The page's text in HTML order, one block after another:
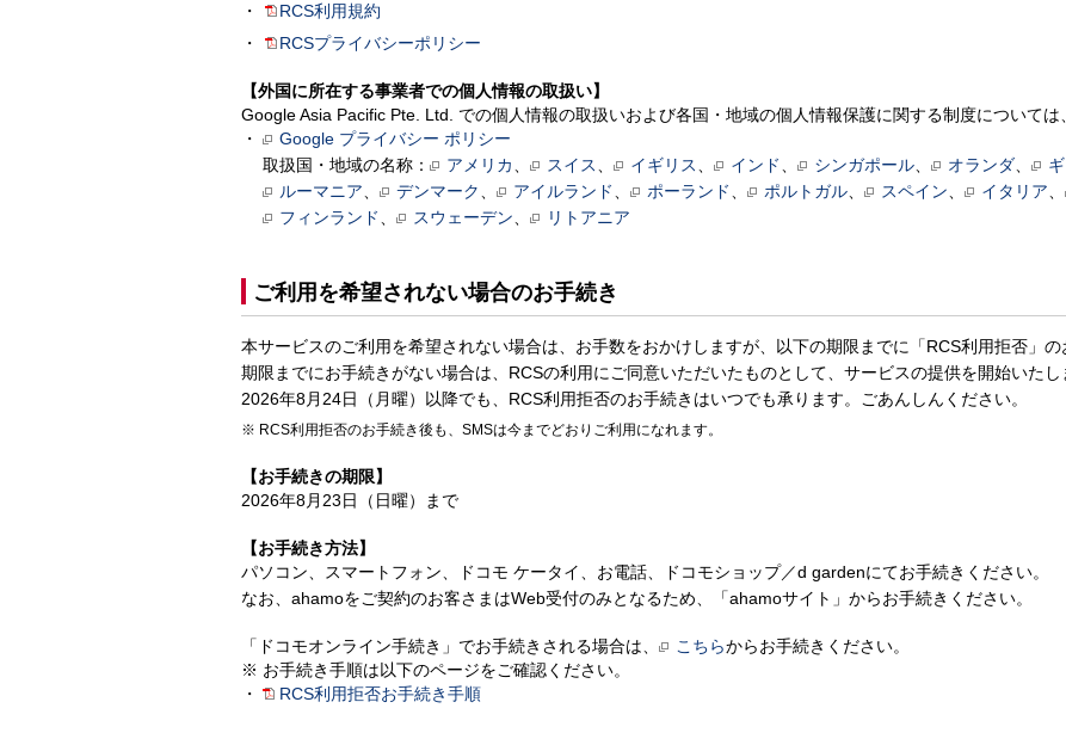
RCS利用規約
RCSプライバシーポリシー
【外国に所在する事業者での個人情報の取扱い】
Google Asia Pacific Pte. Ltd. での個人情報の取扱いおよび各国・地域の個人情報保護に関する制度については
Google プライバシー ポリシー
取扱国・地域の名称：
アメリカ スイス イギリス インド シンガポール、 オランダ、
ルーマニア
デンマーク アイルランド ポーランド ポルトガル、 スペイン イタリア
フィンランド
スウェーデン リトアニア
ご利用を希望されない場合のお手続き
本サービスのご利用を希望されない場合は、お手数をおかけしますが、以下の期限までに「RCS利用拒否」の
期限までにお手続きがない場合は、RCSの利用にご同意いただいたものとして、サービスの提供を開始いたし
2026年8月24日（月曜）以降でも、RCS利用拒否のお手続きはいつでも承ります。ごあんしんください。
RCS利用拒否のお手続き後も、SMSは今までどおりご利用になれます。
【お手続きの期限】
2026年8月23日（日曜）まで
【お手続き方法】
パソコン、スマートフォン、ドコモ ケータイ、お電話、ドコモショップ／d gardenにてお手続きください。
なお、ahamoをご契約のお客さまはWeb受付のみとなるため、「ahamoサイト」からお手続きください。
「ドコモオンライン手続き」でお手続きされる場合は、 こちらからお手続きください。
お手続き手順は以下のページをご確認ください。
RCS利用拒否お手続き手順